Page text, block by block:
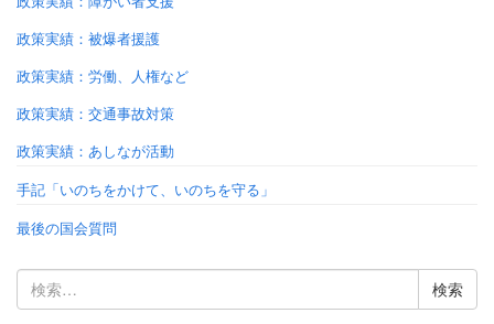
政策実績：被爆者援護
政策実績：労働、人権など
政策実績：交通事故対策
政策実績：あしなが活動
手記「いのちをかけて、いのちを守る」
最後の国会質問
索: